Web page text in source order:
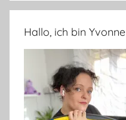
Hallo, ich bin Yvonne